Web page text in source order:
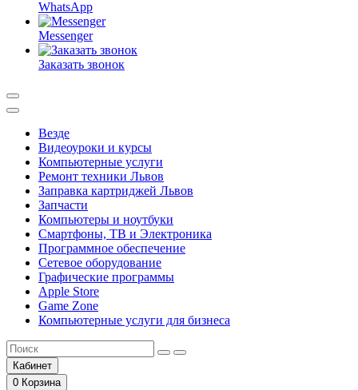
WhatsApp
Messenger
Заказать звонок
Везде
Видеоуроки и курсы
Компьютерные услуги
Ремонт техники Львов
Заправка картриджей Львов
Запчасти
Компьютеры и ноутбуки
Смартфоны, ТВ и Электроника
Программное обеспечение
Сетевое оборудование
Графические программы
Apple Store
Game Zone
Компьютерные услуги для бизнеса
Кабинет
0 Корзина